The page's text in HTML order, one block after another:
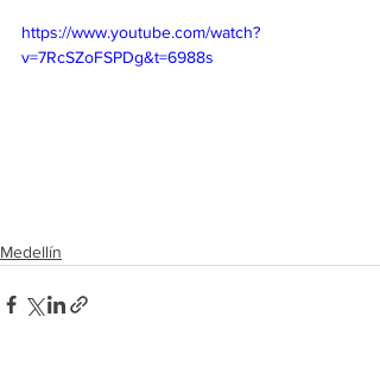
https://www.youtube.com/watch?
v=7RcSZoFSPDg&t=6988s
Medellín